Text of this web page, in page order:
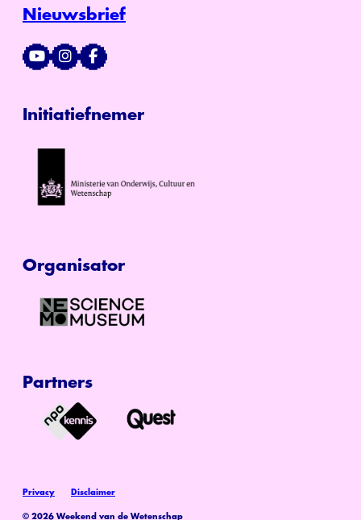
Nieuwsbrief
Initiatiefnemer
Organisator
Partners
© 2026 Weekend van de Wetenschap
Privacy Disclaimer